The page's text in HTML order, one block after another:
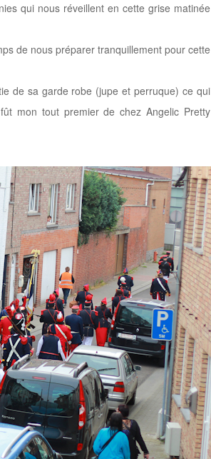
qui nous réveillent en cette grise matinée
de nous préparer tranquillement pour cette
de sa garde robe (jupe et perruque) ce qui
mon tout premier de chez Angelic Pretty